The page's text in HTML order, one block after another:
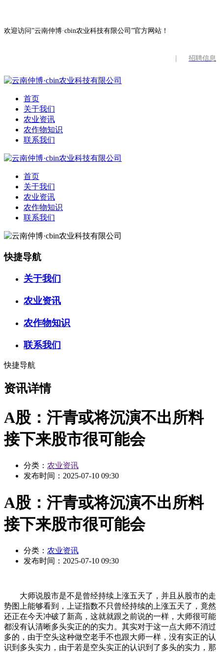
欢迎访问”云南仲博·cbin农业科技有限公司”官方网站！
招聘信息
首页
关于我们
农业资讯
农作物知识
联系我们
首页
关于我们
农业资讯
农作物知识
联系我们
快捷导航
关于我们
农业资讯
农作物知识
联系我们
快捷导航
资讯详情
A股：汗青或将沉演不出所料
接下来股市很可能会
分类： 农业资讯
发布时间： 2025-07-10 09:30
A股：汗青或将沉演不出所料
接下来股市很可能会
分类： 农业资讯
发布时间： 2025-07-10 09:30
大师说股市是不是曾经持续上涨五天了，并且从股市的走
势图上能够看到，上证指数不只曾经持续的上涨五天了，竟然
还正在今天冲破了新高，这就就跟之前说的一样，大师很可能
都没有认清晰多头实正的的实力。其实对于这一点大师不消过
多的，由于空头这种做空老手不也跟大师一样，没有实正的认
识到多头实力，由于若是空头实正的认识到了多头的实力，那